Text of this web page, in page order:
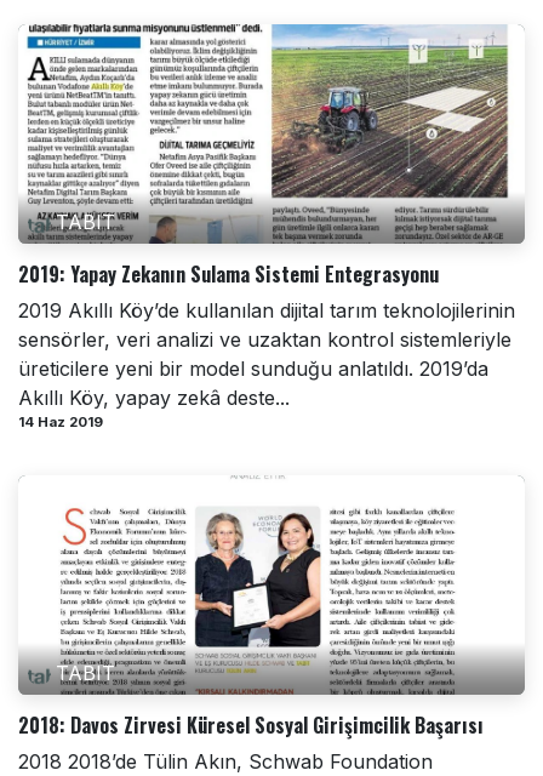
TABIT
2019: Yapay Zekanın Sulama Sistemi Entegrasyonu
2019 Akıllı Köy’de kullanılan dijital tarım teknolojilerinin
sensörler, veri analizi ve uzaktan kontrol sistemleriyle
üreticilere yeni bir model sunduğu anlatıldı. 2019’da
Akıllı Köy, yapay zekâ deste...
14 Haz 2019
TABIT
2018: Davos Zirvesi Küresel Sosyal Girişimcilik Başarısı
2018 2018’de Tülin Akın, Schwab Foundation